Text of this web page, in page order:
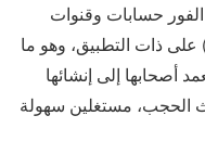
الفور حسابات وقنوات
ذات التطبيق، وهو ما
أصحابها إلى إنشائها
الحجب، مستغلين سهولة